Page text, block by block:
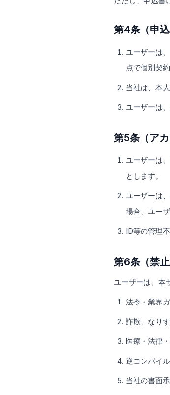
第4条（申込
ユーザーは
点で個別契
当社は、本
ユーザーは
第5条（アカ
ユーザーは
とします。
ユーザーは
場合、ユー
ID等の管理
第6条（禁止
ユーザーは、本
法令・業界
詐欺、なり
医療・法律
逆コンパイ
当社の書面